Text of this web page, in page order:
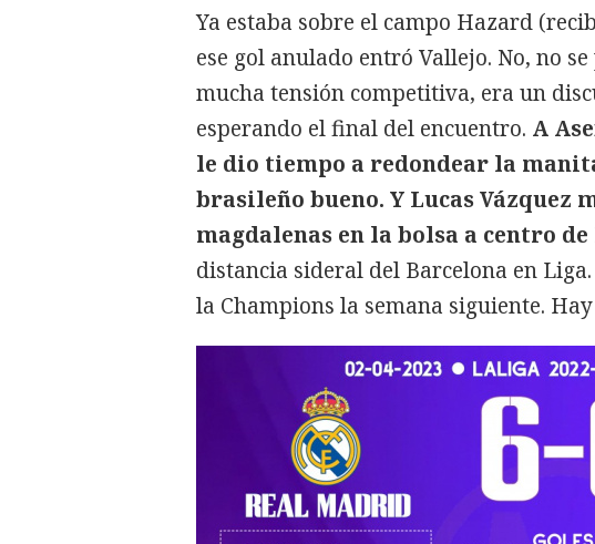
Ya estaba sobre el campo Hazard
ese gol anulado entró Vallejo. No, no
mucha tensión competitiva, era un
esperando el final del encuentro. A
le dio tiempo a redondear la
brasileño bueno. Y Lucas Vázquez
magdalenas en la bolsa a centro
distancia sideral del Barcelona en
la Champions la semana siguiente.